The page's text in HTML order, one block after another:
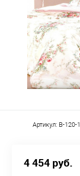
Артикул: B-120-1
4 454 руб.